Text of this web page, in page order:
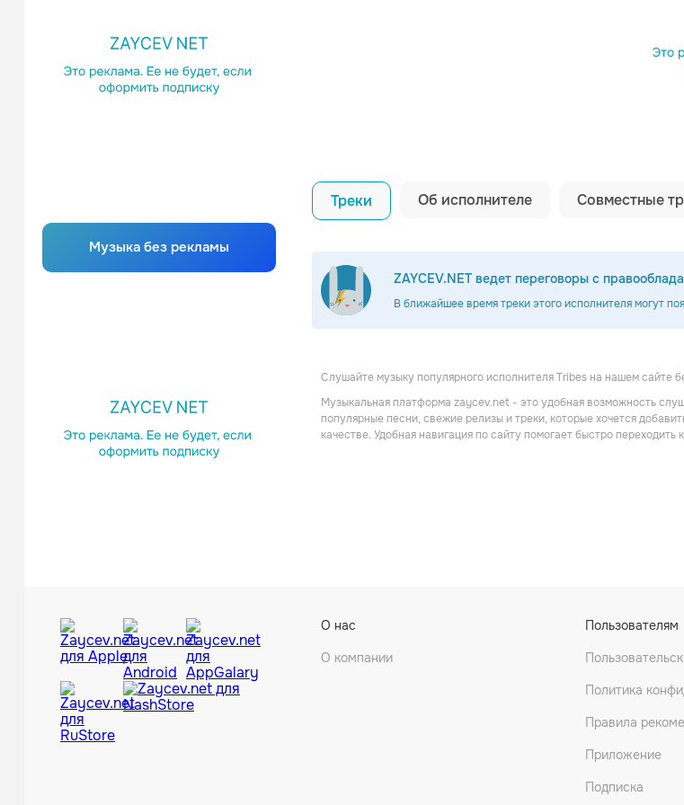
Музыка без рекламы
Треки Об исполнителе Совместные
ZAYCEV.NET ведет переговоры с
В ближайшее время треки этого исполнителя могут
Satellite Mode Kudu Blue
Альтернатива
Слушайте музыку популярного исполнителя Tribes на нашем сайте
Музыкальная платформа zaycev.net - это удобная возможность
популярные песни, свежие релизы и треки, которые хочется
качестве. Удобная навигация по сайту помогает быстро
О нас
О компании
Пользователям
Политика
Правила
Приложение
Подписка